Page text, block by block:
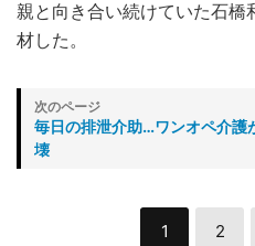
親と向き合い続けていた石橋
材した。
毎日の排泄介助…ワンオペ介護
壊
1 2